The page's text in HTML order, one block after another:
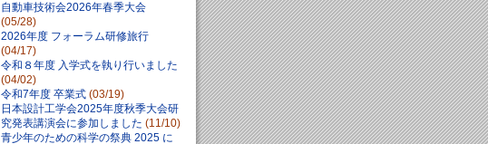
自動車技術会2026年春季大会
(05/28)
2026年度 フォーラム研修旅行
(04/17)
令和８年度 入学式を執り行いました
(04/02)
令和7年度 卒業式 (03/19)
日本設計工学会2025年度秋季大会研
究発表講演会に参加しました (11/10)
青少年のための科学の祭典 2025 に